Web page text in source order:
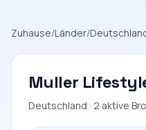
Zuhause/Länder/
Muller
Deutschland · 2 aktive